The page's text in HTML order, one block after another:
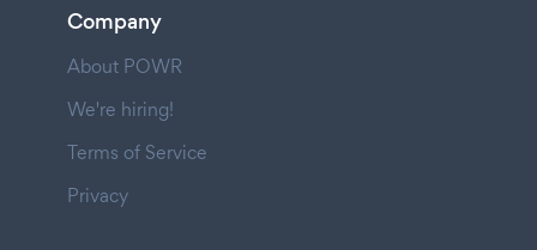
Company
About POWR
We're hiring!
Terms of Service
Privacy